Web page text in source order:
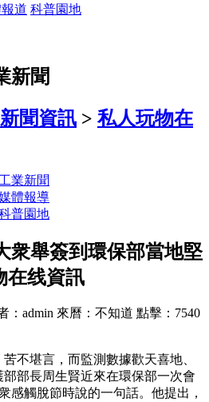
道 科普園地
新聞
新聞資訊 > 私人玩物在
業新聞
體報導
普園地
衆舉簽到環保部當地堅
在线資訊
：admin 來曆：不知道 點擊：7540
不堪言，而監測數據歡天喜地、
部長周生賢近來在環保部一次會
感觸脫節時說的一句話。他提出，